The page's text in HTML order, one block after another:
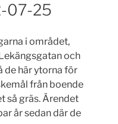
07-25
i området,
och
de här ytorna för
från boende
så gräs. Ärendet
år sedan där de